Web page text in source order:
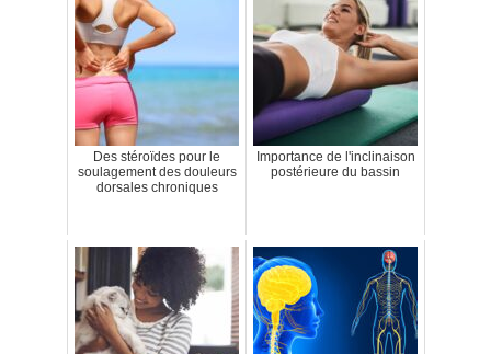
Des stéroïdes pour le
soulagement des douleurs
dorsales chroniques
Importance de l'inclinaison
postérieure du bassin